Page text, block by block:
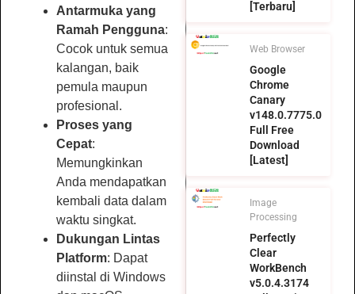
Antarmuka yang
Ramah Pengguna:
Cocok untuk semua
kalangan, baik
pemula maupun
profesional.
Proses yang
Cepat:
Memungkinkan
Anda mendapatkan
kembali data dalam
waktu singkat.
Dukungan Lintas
Platform: Dapat
diinstal di Windows
[Terbaru]
Web Browser
Google
Chrome
Canary
v148.0.7775.0
Full Free
Download
[Latest]
Image
Processing
Perfectly
Clear
WorkBench
v5.0.4.3174